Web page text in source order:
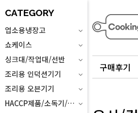
CATEGORY
업소용냉장고
쇼케이스
싱크대/작업대/선반
조리용 인덕션기기
조리용 오븐기기
HACCP제품/소독기/위생설비
구매후기